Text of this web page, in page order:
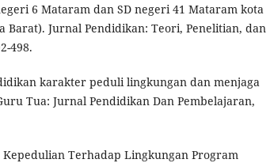
6 Mataram dan SD negeri 41 Mataram kota
Barat). Jurnal Pendidikan: Teori, Penelitian, dan
498.
karakter peduli lingkungan dan menjaga
Tua: Jurnal Pendidikan Dan Pembelajaran,
Terhadap Lingkungan Program